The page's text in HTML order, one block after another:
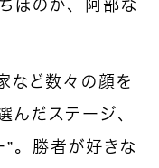
ちほのか、阿部な
など数々の顔を
んだステージ、
”。勝者が好きな